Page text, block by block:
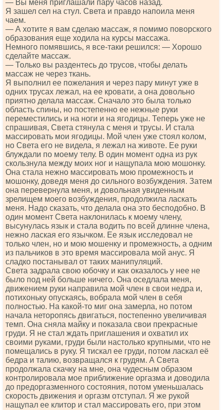
— Вы меня приглашали пару часов назад.
Я зашел сел на стул. Света и правдо напоила меня
чаем.
— А хотите я вам сделаю массаж, я помимо поворского
образования еще ходила на курсы массажа.
Немного помявшись, я все-таки решился: — Хорошо
сделайте массаж.
— Только вы раздентесь до трусов, чтобы делать
массаж не через ткань.
Я выполнил ее пожелания и через пару минут уже в
одних трусах лежал, на ее кровати, а она довольно
приятно делала массаж. Сначало это была только
область спины, но постепенно ее нежные руки
переместились и на ноги и на ягодицы. Теперь уже не
спрашивая, Света стянула с меня и трусы. И стала
массировать мои ягодицы. Мой член уже стоял колом,
но Света его не видела, я лежал на животе. Ее руки
блуждали по моему телу. В один момент одна из рук
скользнула между моих ног и нащупала мою мошонку.
Она стала нежно массировать мою промежность и
мошонку, доведя меня до сильного возбуждения. Затем
она перевернула меня, и довольная увиденным
зрелищем моего возбуждения, продолжила ласкать
меня. Надо сказать, что делала она это бесподобно. В
один момент Света наклонилась к моему члену,
высунулась язык и стала водить по всей длинне члена,
нежно лаская его язычком. Ее язык исследовал не
только член, но и мою мошенку и промежность, а одним
из пальчиков в это время массировала мой анус. Я
сладко постанывал от таких манипуляций.
Света задрала свою юбочку и как оказалось у нее не
было под ней больше ничего. Она оседлала меня,
движением руки направила мой член в свои недра и,
потихоньку опускаясь, вобрала мой член в себя
полностью. На какой-то миг она замерла, но потом
начала неторопясь двигаться, постепенно увеличивая
темп. Она сняла майку и показала свои прекрасные
груди. Я не стал ждать приглашения и охватил их
своими руками, груди были настолько крупными, что не
помещались в руку. Я тискал ее груди, потом ласкал её
бедра и талию, возвращался к грудям. А Света
продолжала скачку на мне, она чудесным образом
контролировала мое приближение оргазма и доводила
до предоргазменного состояния, потом уменьшалась
скорость движения и оргазм отступал. Я же рукой
нащупал ее клитор и стал массировать его, при этом